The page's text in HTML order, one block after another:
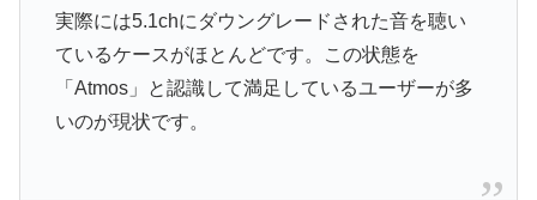
実際には5.1chにダウングレードされた音を聴い
ているケースがほとんどです。この状態を
「Atmos」と認識して満足しているユーザーが多
いのが現状です。